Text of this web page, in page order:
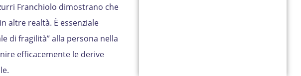
Franchiolo dimostrano che
altre realtà. È essenziale
di fragilità” alla persona nella
efficacemente le derive